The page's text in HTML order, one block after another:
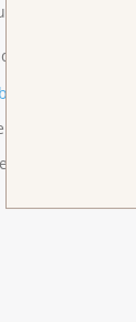
2. OG
dieses Jahr am
bei
Darmkrebs:
(MPS):